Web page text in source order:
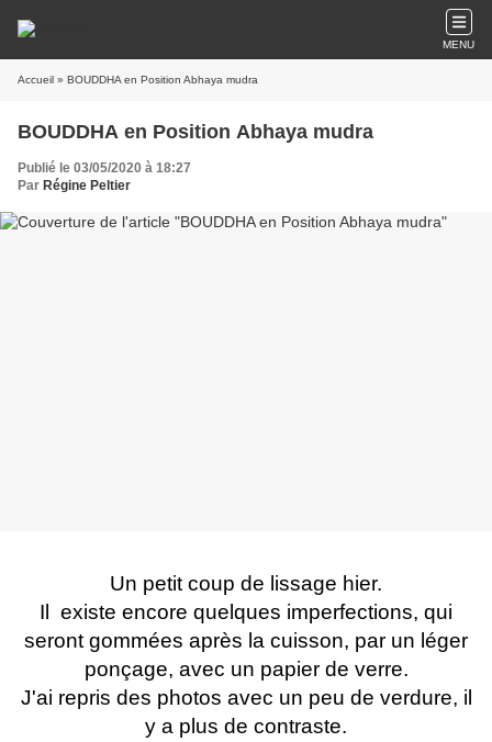
MENU
Accueil » BOUDDHA en Position Abhaya mudra
BOUDDHA en Position Abhaya mudra
Publié le 03/05/2020 à 18:27
Par Régine Peltier
Un petit coup de lissage hier.
Il existe encore quelques imperfections, qui
seront gommées après la cuisson, par un léger
ponçage, avec un papier de verre.
J'ai repris des photos avec un peu de verdure, il
y a plus de contraste.